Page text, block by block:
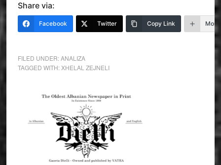
Share via:
Facebook Twitter Copy Link More
FILED UNDER:ANALIZA
TAGGED WITH: XHELAL ZEJNELI